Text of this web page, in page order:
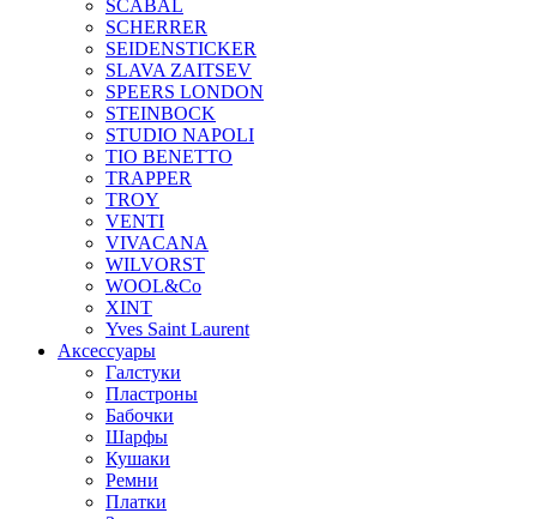
SCABAL
SCHERRER
SEIDENSTICKER
SLAVA ZAITSEV
SPEERS LONDON
STEINBOCK
STUDIO NAPOLI
TIO BENETTO
TRAPPER
TROY
VENTI
VIVACANA
WILVORST
WOOL&Co
XINT
Yves Saint Laurent
Аксессуары
Галстуки
Пластроны
Бабочки
Шарфы
Кушаки
Ремни
Платки